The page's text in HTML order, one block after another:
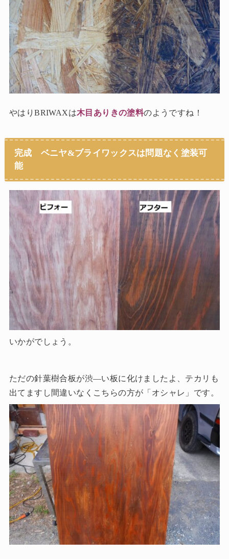
やはりBRIWAXは木目ありきの塗料のようですね！
完成 ベニヤ&ブライワックスは問題なく塗装可
能
いかがでしょう。
ただの針葉樹合板が渋―い板に化けましたよ、テカリも
出てますし間違いなくこちらの方が「オシャレ」です。